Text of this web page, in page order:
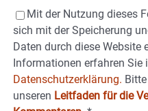
Mit der Nutzung dieses
sich mit der Speicherung
Daten durch diese Website
Informationen erfahren Sie
Datenschutzerklärung.
unseren Leitfaden für die